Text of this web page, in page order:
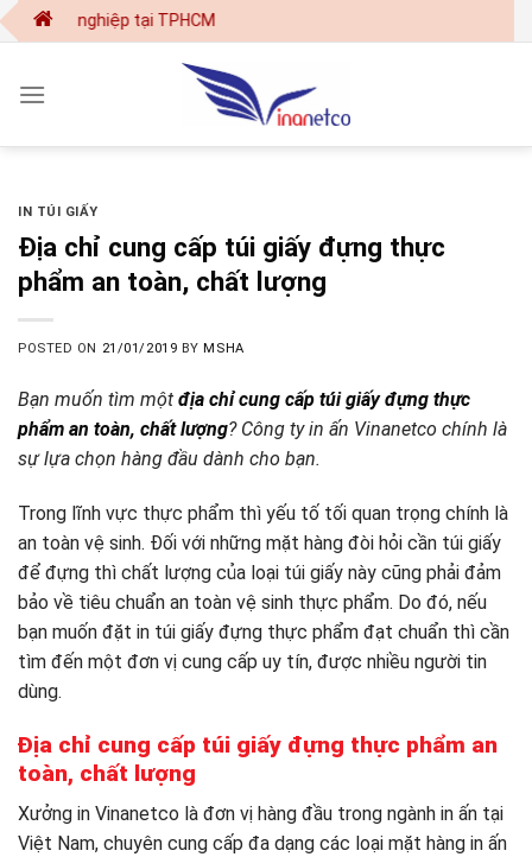
Skip
to
nghiệp tại TPHCM
IN TÚI GIẤY
Địa chỉ cung cấp túi giấy đựng thực
phẩm an toàn, chất lượng
POSTED ON 21/01/2019 BYMSHA
Bạn muốn tìm một địa chỉ cung cấp túi giấy đựng thực
phẩm an toàn, chất lượng? Công ty in ấn Vinanetco chính là
sự lựa chọn hàng đầu dành cho bạn.
Trong lĩnh vực thực phẩm thì yếu tố tối quan trọng chính là
an toàn vệ sinh. Đối với những mặt hàng đòi hỏi cần túi giấy
để đựng thì chất lượng của loại túi giấy này cũng phải đảm
bảo về tiêu chuẩn an toàn vệ sinh thực phẩm. Do đó, nếu
bạn muốn đặt in túi giấy đựng thực phẩm đạt chuẩn thì cần
tìm đến một đơn vị cung cấp uy tín, được nhiều người tin
dùng.
Địa chỉ cung cấp túi giấy đựng thực phẩm an
toàn, chất lượng
Xưởng in Vinanetco là đơn vị hàng đầu trong ngành in ấn tại
Việt Nam, chuyên cung cấp đa dạng các loại mặt hàng in ấn